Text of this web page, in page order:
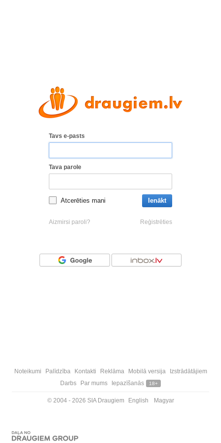
Tavs e-pasts
Tava parole
Atcerēties mani Ienākt
Aizmirsi paroli? Reģistrēties
Noteikumi Palīdzība Kontakti Reklāma Mobilā versija
Izstrādātājiem
Darbs
Par mums Iepazīšanās 18+
© 2004 - 2026 SIA Draugiem English Magyar